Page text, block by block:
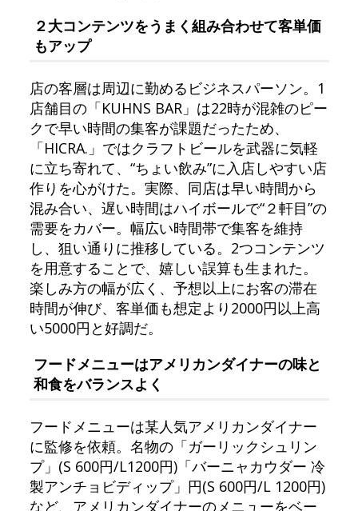
２大コンテンツをうまく組み合わせて客単価
もアップ
店の客層は周辺に勤めるビジネスパーソン。1
店舗目の「KUHNS BAR」は22時が混雑のピー
クで早い時間の集客が課題だったため、
「HICRA.」ではクラフトビールを武器に気軽
に立ち寄れて、“ちょい飲み”に入店しやすい店
作りを心がけた。実際、同店は早い時間から
混み合い、遅い時間はハイボールで“２軒目”の
需要をカバー。幅広い時間帯で集客を維持
し、狙い通りに推移している。2つコンテンツ
を用意することで、嬉しい誤算も生まれた。
楽しみ方の幅が広く、予想以上にお客の滞在
時間が伸び、客単価も想定より2000円以上高
い5000円と好調だ。
フードメニューはアメリカンダイナーの味と
和食をバランスよく
フードメニューは某人気アメリカンダイナー
に監修を依頼。名物の「ガーリックシュリン
プ」(S 600円/L1200円)「バーニャカウダー 冷
製アンチョビディップ」円(S 600円/L 1200円)
など、アメリカンダイナーのメニューをベー